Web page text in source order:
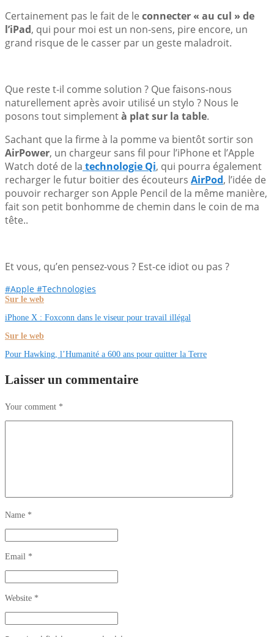
Certainement pas le fait de le connecter « au cul » de
l’iPad, qui pour moi est un non-sens, pire encore, un
grand risque de le casser par un geste maladroit.
Que reste t-il comme solution ? Que faisons-nous
naturellement après avoir utilisé un stylo ? Nous le
posons tout simplementà plat sur la table.
Sachant que la firme à la pomme va bientôt sortir son
AirPower, un chargeur sans fil pour l’iPhone et l’Apple
Watch doté de la technologie Qi, qui pourra également
recharger le futur boitier des écouteurs AirPod, l’idée de
pouvoir recharger son Apple Pencil de la même manière,
fait son petit bonhomme de chemin dans le coin de ma
tête..
Et vous, qu’en pensez-vous ? Est-ce idiot ou pas ?
#Apple #Technologies
Sur le web
iPhone X : Foxconn dans le viseur pour travail illégal
Sur le web
Pour Hawking, l’Humanité a 600 ans pour quitter la Terre
Laisser un commentaire
Your comment *
Name *
Email *
Website *